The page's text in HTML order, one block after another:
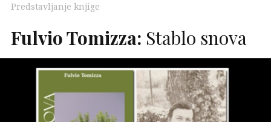
Predstavljanje knjige
Fulvio Tomizza: Stablo snova